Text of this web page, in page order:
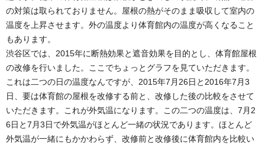
の対策は取られておりません。屋根の熱がそのまま吸収して室内の
温度を上昇させます。外の温度より体育館内の温度が高くなること
もあります。
渋谷区では、2015年に断熱効果と遮音効果を目的とし、体育館屋根
の改修を行いました。ここでちょっとグラフを見ていただきます。
これは二つの日の温度なんですが、2015年7月26日と2016年7月3
日、要は体育館の屋根を改修する前と、改修した後の比較をさせて
いただきます。これが外気温になります。この二つの温度は、7月2
6日と7月3日で外気温がほとんど一緒の状況であります。ほとんど
外気温が一緒にもかかわらず、改修前と改修後に体育館内を比較い